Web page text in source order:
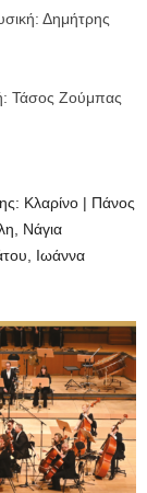
Δημήτρης
Τάσος Ζούμπας
Κλαρίνο | Πάνος
Νάγια
Ιωάννα